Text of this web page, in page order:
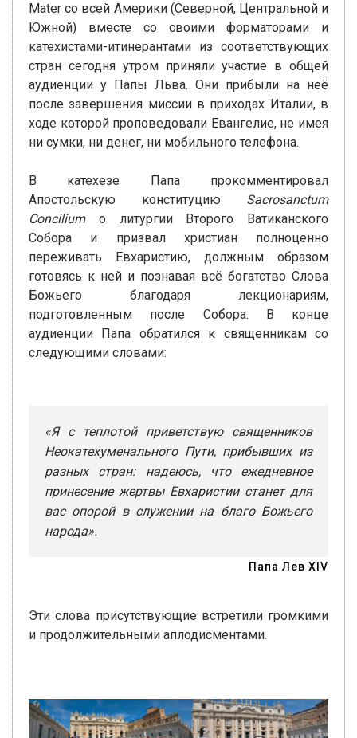
Mater со всей Америки (Северной, Центральной и
Южной) вместе со своими форматорами и
катехистами-итинерантами из соответствующих
стран сегодня утром приняли участие в общей
аудиенции у Папы Льва. Они прибыли на неё
после завершения миссии в приходах Италии, в
ходе которой проповедовали Евангелие, не имея
ни сумки, ни денег, ни мобильного телефона.
В катехезе Папа прокомментировал
Апостольскую конституцию Sacrosanctum
Conciliumо литургии Второго Ватиканского
Собора и призвал христиан полноценно
переживать Евхаристию, должным образом
готовясь к ней и познавая всё богатство Слова
Божьего благодаря лекционариям,
подготовленным после Собора. В конце
аудиенции Папа обратился к священникам со
следующими словами:
«Я с теплотой приветствую священников
Неокатехуменального Пути, прибывших из
разных стран: надеюсь, что ежедневное
принесение жертвы Евхаристии станет для
вас опорой в служении на благо Божьего
народа».
Папа Лев XIV
Эти слова присутствующие встретили громкими
и продолжительными аплодисментами.